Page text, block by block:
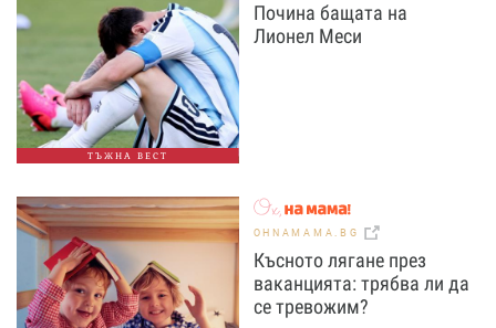
ТЪЖНА ВЕСТ
Почина бащата на
Лионел Меси
OHNAMAMA.BG
Късното лягане през
ваканцията: трябва ли да
се тревожим?